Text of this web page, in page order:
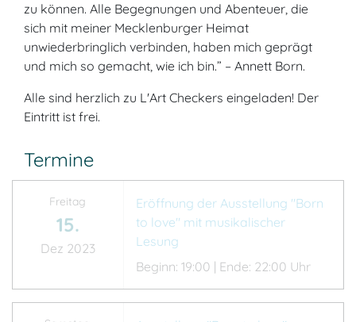
zu können. Alle Begegnungen und Abenteuer, die
sich mit meiner Mecklenburger Heimat
unwiederbringlich verbinden, haben mich geprägt
und mich so gemacht, wie ich bin.” – Annett Born.
Alle sind herzlich zu L'Art Checkers eingeladen! Der
Eintritt ist frei.
Termine
Freitag
15.
Dez 2023
Eröffnung der Ausstellung "Born
to love" mit musikalischer
Lesung
Beginn: 19:00 | Ende: 22:00 Uhr